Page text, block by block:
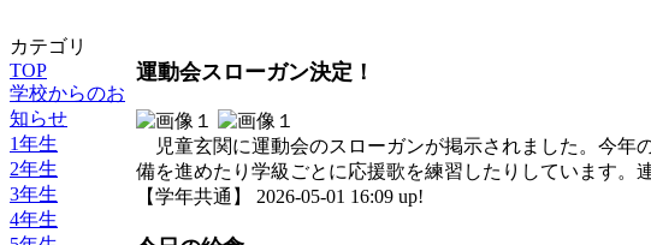
カテゴリ
TOP
学校からのお
知らせ
1年生
2年生
3年生
4年生
運動会スローガン決定！
児童玄関に運動会のスローガンが掲示されました。今年
備を進めたり学級ごとに応援歌を練習したりしています。
【学年共通】 2026-05-01 16:09 up!